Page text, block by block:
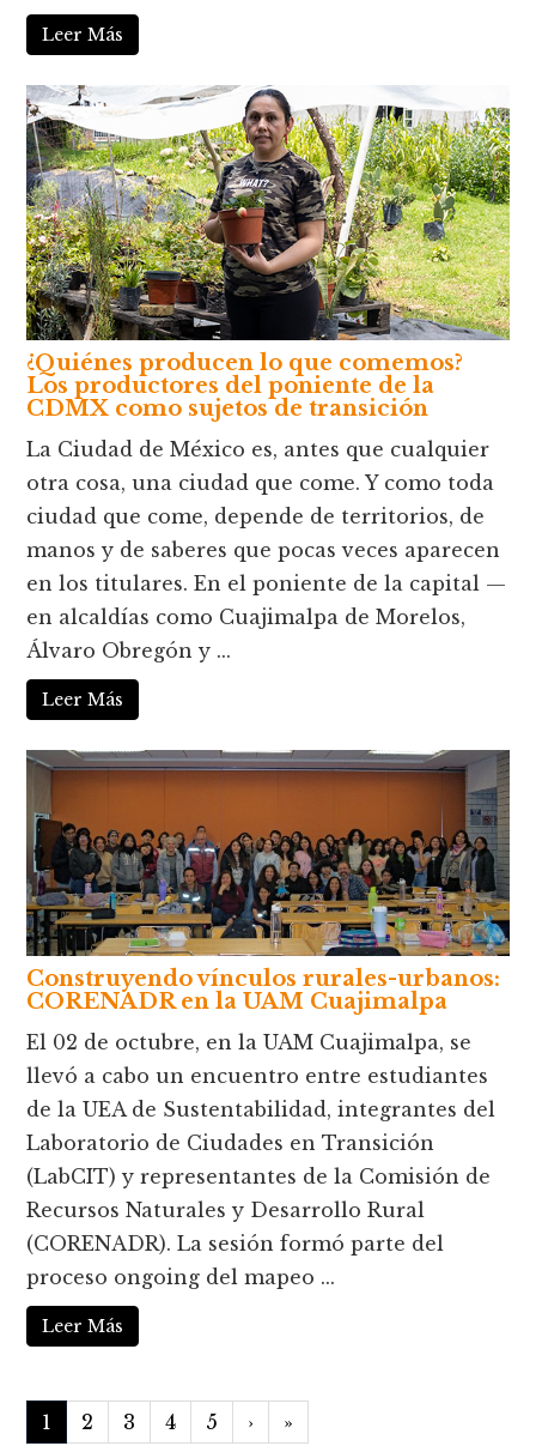
Leer Más
¿Quiénes producen lo que comemos?
Los productores del poniente de la
CDMX como sujetos de transición
La Ciudad de México es, antes que cualquier
otra cosa, una ciudad que come. Y como toda
ciudad que come, depende de territorios, de
manos y de saberes que pocas veces aparecen
en los titulares. En el poniente de la capital —
en alcaldías como Cuajimalpa de Morelos,
Álvaro Obregón y ...
Leer Más
Construyendo vínculos rurales-urbanos:
CORENADR en la UAM Cuajimalpa
El 02 de octubre, en la UAM Cuajimalpa, se
llevó a cabo un encuentro entre estudiantes
de la UEA de Sustentabilidad, integrantes del
Laboratorio de Ciudades en Transición
(LabCIT) y representantes de la Comisión de
Recursos Naturales y Desarrollo Rural
(CORENADR). La sesión formó parte del
proceso ongoing del mapeo ...
Leer Más
1 2 3 4 5 › »